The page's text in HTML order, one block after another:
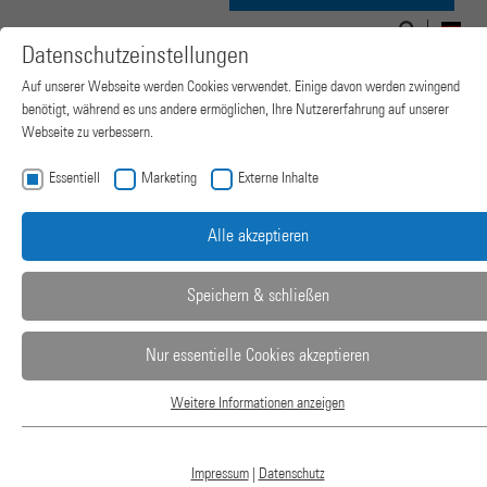
Suchformular
Suchen
Navigation
PRESSWERKZEUGE
PRÄZISIONS-PRESSWERKZEUGE MIT
Datenschutzeinstellungen
Auf unserer Webseite werden Cookies verwendet. Einige davon werden zwingend
benötigt, während es uns andere ermöglichen, Ihre Nutzererfahrung auf unserer
Webseite zu verbessern.
Essentiell Marketing Externe Inhalte
Alle akzeptieren
Speichern & schließen
Nur essentielle Cookies akzeptieren
Dadurch ist gewährleistet, dass die Webseite einwandfrei funktioniert.
Weitere Informationen anzeigen
Impressum Datenschutz